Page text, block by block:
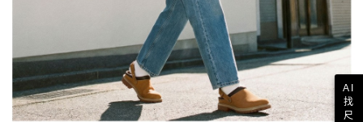
AI
找
尺